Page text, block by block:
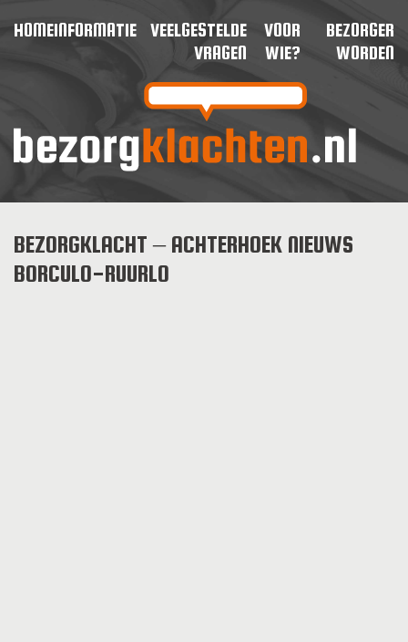
HOMEINFORMATIE
VEELGESTELDE
VRAGEN
VOOR
WIE?
BEZORGER
WORDEN
BEZORGKLACHT – ACHTERHOEK NIEUWS
BORCULO-RUURLO